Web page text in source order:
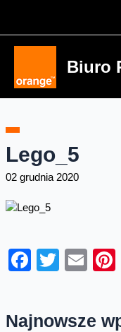
Biuro
Lego_5
02 grudnia 2020
Najnowsze